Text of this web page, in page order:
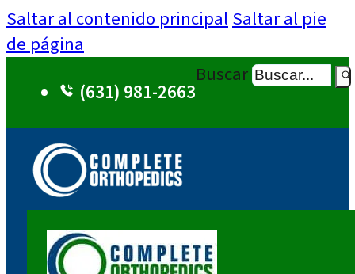
Saltar al contenido principal Saltar al pie
de página
(631) 981-2663
Buscar